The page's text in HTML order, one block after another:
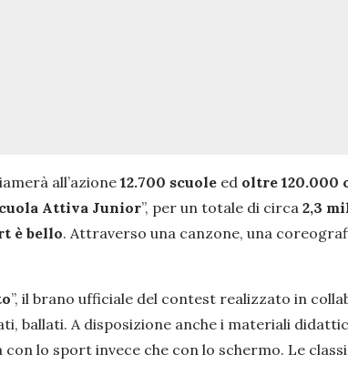
all’azione 12.700 scuole ed oltre 120.000
Attiva Junior”, per un totale di circa 2,3
è bello. Attraverso una canzone, una
”, il brano ufficiale del contest realizzato in
ballati. A disposizione anche i materiali
lo sport invece che con lo schermo. Le